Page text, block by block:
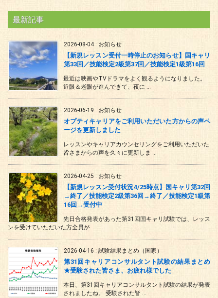
最新記事
2026-08-04: お知らせ
【新規レッスン受付一時停止のお知らせ】国キャリ
第33回／技能検定2級第37回／技能検定1級第16回
最近は映画やTVドラマをよく観るようになりました。
近眼＆老眼が進んできて、夜に ...
2026-06-19 : お知らせ
オプティキャリアをご利用いただいた方からの声ペ
ージを更新しました
レッスンやキャリアカウンセリングをご利用いただいた
皆さまからの声を久々に更新しま ...
2026-04-25 : お知らせ
【新規レッスン受付状況4/25時点】国キャリ第32回
→終了／技能検定2級第36回→終了／技能検定1級第
16回→受付中
先日合格発表があった第31回国キャリ試験では、レッス
ンを受けていただいた方全員が ...
2026-04-16 : 試験結果まとめ（国家）
第31回キャリアコンサルタント試験の結果まとめ
★受験された皆さま、お疲れ様でした
本日、第31回キャリアコンサルタント試験の結果が発表
されましたね。 受験された皆 ...